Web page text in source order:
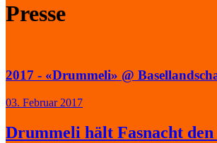
Presse
2017 - «Drummeli» @
03. Februar 2017
Drummeli hält Fasnacht